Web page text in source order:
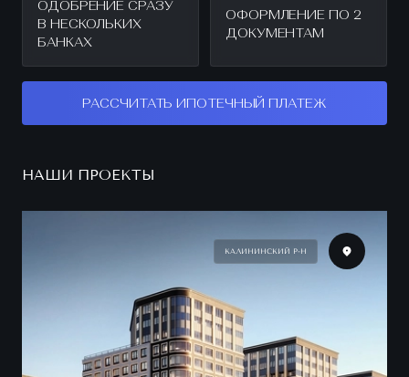
ОДОБРЕНИЕ СРАЗУ
В НЕСКОЛЬКИХ
БАНКАХ
ОФОРМЛЕНИЕ ПО 2
ДОКУМЕНТАМ
РАССЧИТАТЬ ИПОТЕЧНЫЙ ПЛАТЕЖ
НАШИ ПРОЕКТЫ
КАЛИНИНСКИЙ Р-Н